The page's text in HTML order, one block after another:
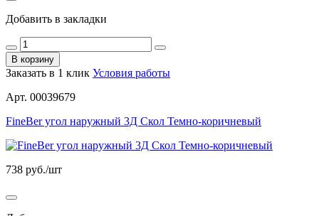
Добавить в закладки
В корзину
Заказать в 1 клик Условия работы
Арт. 00039679
FineBer угол наружный 3Д Скол Темно-коричневый
738 руб./шт